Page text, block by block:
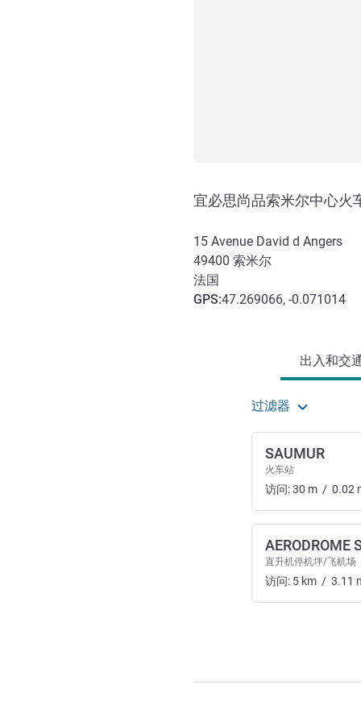
宜必思尚品索米尔中心火
15 Avenue David d Angers
49400 索米尔
法国
GPS:47.269066, -0.071014
出入和交
过滤器
SAUMUR
火车站
访问:30 m / 0.02
AERODROME
直升机停机坪/飞机场
访问: 5 km / 3.11